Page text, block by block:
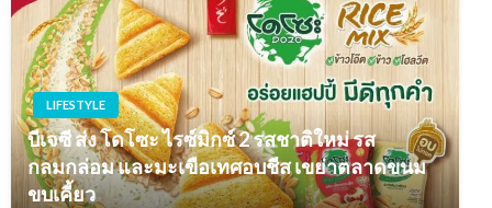
LIFESTYLE
บีเจซี ส่ง โดโซะ ไรซ์มิกซ์ 2 รสชาติใหม่ รส
กลมกล่อม และมะเขือเทศอบชีส เขย่าตลาดขนม
ขบเคี้ยว